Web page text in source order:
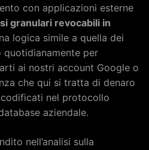
con applicazioni esterne
granulari revocabili in
logica simile a quella dei
quotidianamente per
ai nostri account Google o
che qui si tratta di denaro
nel protocollo
aziendale.
nell’analisi sulla